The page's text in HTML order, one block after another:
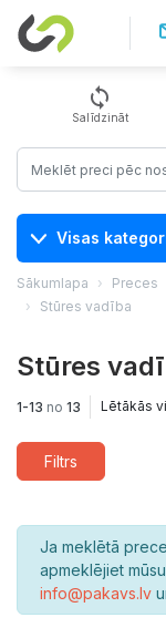
sync
Salīdzināt
Visas
Sākumlapa Preces
Stūres vadība
Stūres
1-13 no 13 Lētākās
Filtrs
Ja meklētā
apmeklējiet mūsu
info@pakavs.lv